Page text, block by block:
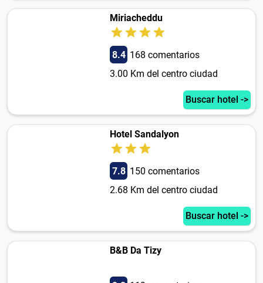
Miriacheddu
8.4 168 comentarios
3.00 Km del centro ciudad
Buscar hotel ->
Hotel Sandalyon
7.8 150 comentarios
2.68 Km del centro ciudad
Buscar hotel ->
B&B Da Tizy